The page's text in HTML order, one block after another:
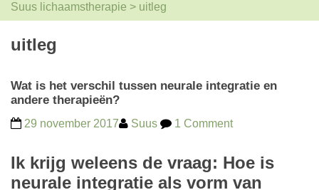
Suus lichaamstherapie > uitleg
uitleg
Wat is het verschil tussen neurale integratie en
andere therapieën?
29 november 2017 Suus 1 Comment
Ik krijg weleens de vraag: Hoe is
neurale integratie als vorm van